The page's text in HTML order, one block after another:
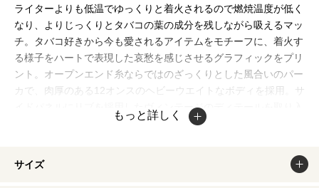
ライターよりも低温でゆっくりと着火されるので燃焼温度が低く
なり、よりじっくりとタバコの葉の成分を残しながら吸えるマッ
チ。タバコ好きから今も愛されるアイテムをモチーフに、着火す
る様子をハートで表現した哀愁を感じさせるグラフィックをプリ
ント。オープンエンド糸ならではのざっくりとした風合いのパー
カで、肉厚のある12オンスのヘビーウエイトなボディを採用。サ
イドパネルにリブを採用したヴィンテージのディテールを取り入
れることで、型崩れを抑えるとともに洗うほどにタフな風合いに
掲載商品は出来るだけ現物と同じになるよう撮影しております
が、若干色味が違う場合もございます。商品のカラーは、PCデ
もっと詳しく
サイズ